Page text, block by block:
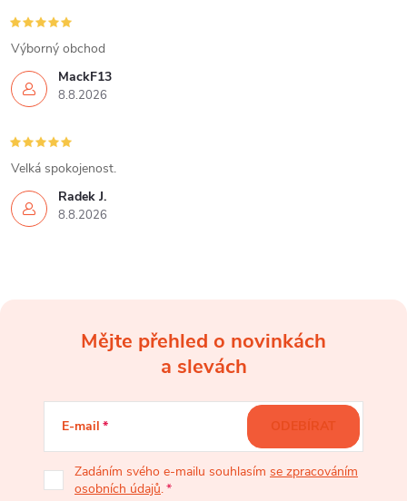
MackF13
8.8.2026
Výborný obchod
Radek J.
8.8.2026
Velká spokojenost.
Mějte přehled o novinkách
a slevách
E-mail
Zadáním svého e-mailu souhlasím se zpracováním
osobních údajů.
ODEBÍRAT